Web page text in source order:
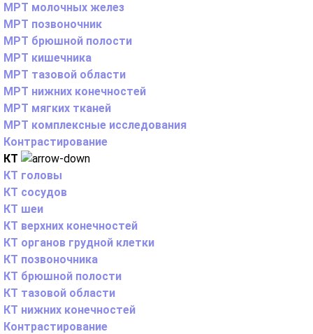
МРТ молочных желез
МРТ позвоночник
МРТ брюшной полости
МРТ кишечника
МРТ тазовой области
МРТ нижних конечностей
МРТ мягких тканей
МРТ комплексные исследования
Контрастирование
КТ
КТ головы
КТ сосудов
КТ шеи
КТ верхних конечностей
КТ органов грудной клетки
КТ позвоночника
КТ брюшной полости
КТ тазовой области
КТ нижних конечностей
Контрастирование